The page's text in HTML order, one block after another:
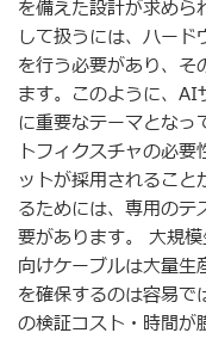
を備えた設計が求め
して扱うには、ハー
を行う必要があり、そ
ます。このように、AI
に重要なテーマとな
トフィクスチャの必
ットが採用されるこ
るためには、専用のテ
要があります。 大規
向けケーブルは大量生
を確保するのは容易で
の検証コスト・時間が